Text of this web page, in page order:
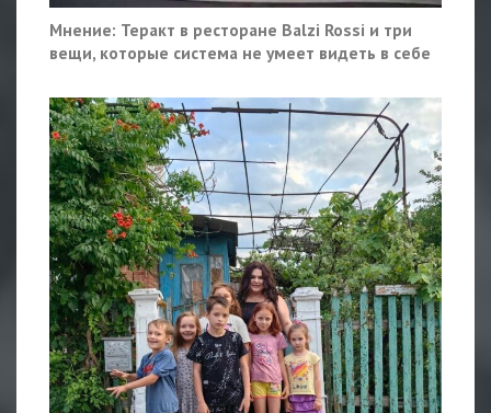
Мнение: Теракт в ресторане Balzi Rossi и три
вещи, которые система не умеет видеть в себе